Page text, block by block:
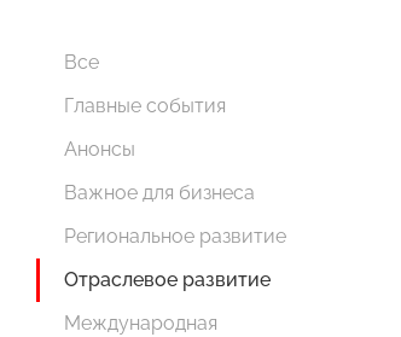
Все
Главные события
Анонсы
Важное для бизнеса
Региональное развитие
Отраслевое развитие
Международная